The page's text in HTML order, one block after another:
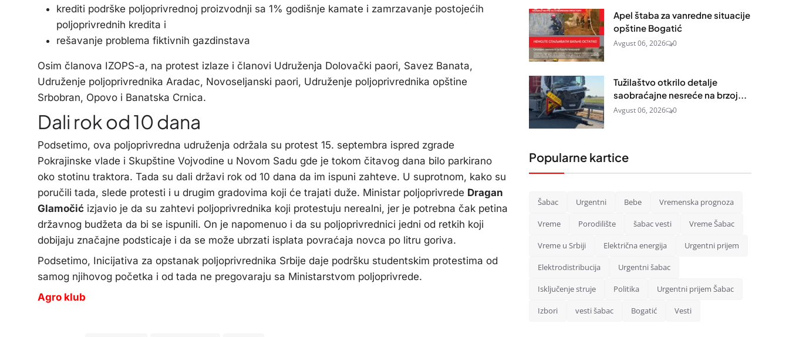
krediti podrške poljoprivrednoj proizvodnji sa 1% godišnje kamate i zamrzavanje postojećih
poljoprivrednih kredita i
rešavanje problema fiktivnih gazdinstava
Osim članova IZOPS-a, na protest izlaze i članovi Udruženja Dolovački paori, Savez Banata,
Udruženje poljoprivrednika Aradac, Novoseljanski paori, Udruženje poljoprivrednika opštine
Srbobran, Opovo i Banatska Crnica.
Dali rok od 10 dana
Podsetimo, ova poljoprivredna udruženja održala su protest 15. septembra ispred zgrade
Pokrajinske vlade i Skupštine Vojvodine u Novom Sadu gde je tokom čitavog dana bilo parkirano
oko stotinu traktora. Tada su dali državi rok od 10 dana da im ispuni zahteve. U suprotnom, kako su
poručili tada, slede protesti i u drugim gradovima koji će trajati duže. Ministar poljoprivrede Dragan
Glamočić izjavio je da su zahtevi poljoprivrednika koji protestuju nerealni, jer je potrebna čak petina
državnog budžeta da bi se ispunili. On je napomenuo i da su poljoprivrednici jedni od retkih koji
dobijaju značajne podsticaje i da se može ubrzati isplata povraćaja novca po litru goriva.
Podsetimo, Inicijativa za opstanak poljoprivrednika Srbije daje podršku studentskim protestima od
samog njihovog početka i od tada ne pregovaraju sa Ministarstvom poljoprivrede.
Agro klub
Apel štaba za vanredne situacije
opštine Bogatić
Avgust 06, 2026 0
Tužilaštvo otkrilo detalje
saobraćajne nesreće na brzoj...
Avgust 06, 2026 0
Popularne kartice
Šabac Urgentni Bebe Vremenska prognoza
Vreme Porodilište šabac vesti Vreme Šabac
Vreme u Srbiji Električna energija Urgentni prijem
Elektrodistribucija Urgentni šabac
Isključenje struje Politika Urgentni prijem Šabac
Izbori vesti šabac Bogatić Vesti